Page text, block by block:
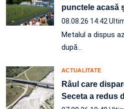
punctele acasă
08.08.26 14:42
Metalul a dispus
după…
ACTUALITATE
Râul care
Seceta a redus